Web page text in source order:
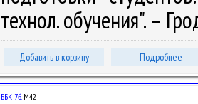
технол. обучения". –
Добавить в корзину Подробнее
ББК 76.М42